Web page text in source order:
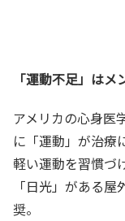
「運動不足」は
アメリカの心身医
に「運動」が治療
軽い運動を習慣づ
「日光」がある
奨。